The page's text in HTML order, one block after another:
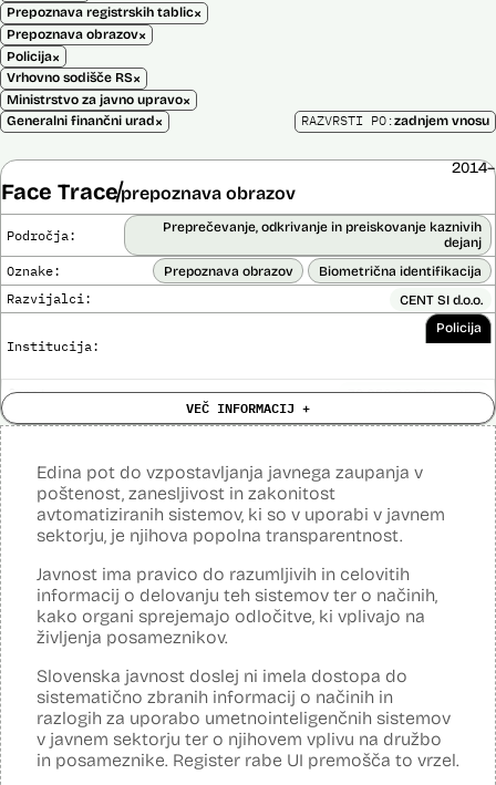
Prepoznava registrskih tablic×
Prepoznava obrazov×
Policija×
Vrhovno sodišče RS×
Ministrstvo za javno upravo×
Generalni finančni urad× RAZVRSTI PO:zadnjem vnosu
Face Traceprepoznava obrazov
2014–
Področja:
Preprečevanje, odkrivanje in preiskovanje kaznivih
dejanj
Oznake: Prepoznava obrazov Biometrična identifikacija
Razvijalci: CENT SI d.o.o.
Institucija:
Policija
Cena: 39.650,00 EUR z DDV
licence:
Ni časovno omejena
opravljena:
Analiza učinka na osebne podatke opravljena:
Posodobljeno: 3. december 2024
Sistem uporablja algoritme za izdelavo in iskanje biometričnih
razpoznavnih znakov podjetja Neurotechnology (tehnologija
VeriLook). Vsebuje dva spletna servisa, ki sta integrirana v obstoječo
Evidenco fotografiranih oseb policije: prvi je namenjen označevanju
osebnih razpoznavnih znakov, drugi primerjanju fotografij obraza
neznane (iskane) osebe z množico znanih oseb v Evidenci
fotografiranih oseb policije. Aplikacija pripravi rangiran seznam oseb
po podobnostih obraza. V foto album za prepoznavo oseb lahko
uporabnik izbere samo tiste fotografije, ki v podobnosti dosežejo
dovolj visok prag ujemanja. Končno identifikacijo osebe mora
strokovnjak za primerjavo obraznih značilnosti opraviti ročno.
Sistem uporablja sledeče podatke: Evidenca fotografiranih oseb
policije (del informacijsko telekomunikacijskega sistema policije
VEČ INFORMACIJ +
Edina pot do vzpostavljanja javnega zaupanja v
poštenost, zanesljivost in zakonitost
avtomatiziranih sistemov, ki so v uporabi v javnem
sektorju, je njihova popolna transparentnost.
Javnost ima pravico do razumljivih in celovitih
informacij o delovanju teh sistemov ter o načinih,
kako organi sprejemajo odločitve, ki vplivajo na
življenja posameznikov.
Slovenska javnost doslej ni imela dostopa do
sistematično zbranih informacij o načinih in
razlogih za uporabo umetnointeligenčnih sistemov
v javnem sektorju ter o njihovem vplivu na družbo
in posameznike. Register rabe UI premošča to vrzel.